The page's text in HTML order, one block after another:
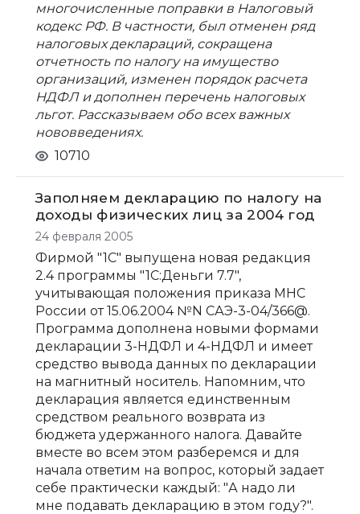
многочисленные поправки в Налоговый
кодекс РФ. В частности, был отменен ряд
налоговых деклараций, сокращена
отчетность по налогу на имущество
организаций, изменен порядок расчета
НДФЛ и дополнен перечень налоговых
льгот. Рассказываем обо всех важных
нововведениях.
10710
Заполняем декларацию по налогу на
доходы физических лиц за 2004 год
24 февраля 2005
Фирмой "1С" выпущена новая редакция
2.4 программы "1С:Деньги 7.7",
учитывающая положения приказа МНС
России от 15.06.2004 №N САЭ-3-04/366@.
Программа дополнена новыми формами
декларации 3-НДФЛ и 4-НДФЛ и имеет
средство вывода данных по декларации
на магнитный носитель. Напомним, что
декларация является единственным
средством реального возврата из
бюджета удержанного налога. Давайте
вместе во всем этом разберемся и для
начала ответим на вопрос, который задает
себе практически каждый: "А надо ли
мне подавать декларацию в этом году?".